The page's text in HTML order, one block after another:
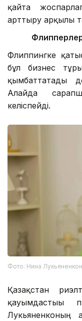
қайта
арттыру арқылы
Флиппингке
бұл бизнес
қымбаттатады
Алайда
келіспейді.
Фото: Нина
Қазақстан
қауымдастығы
Лукьяненконың